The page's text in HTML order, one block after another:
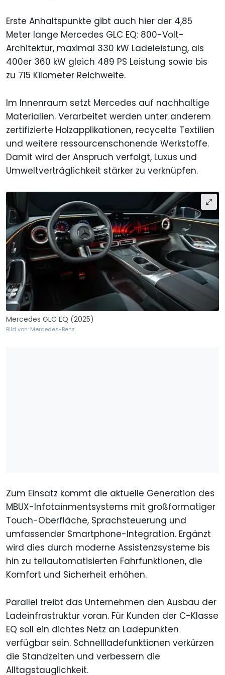
Erste Anhaltspunkte gibt auch hier der 4,85
Meter lange Mercedes GLC EQ: 800-Volt-
Architektur, maximal 330 kW Ladeleistung, als
400er 360 kW gleich 489 PS Leistung sowie bis
zu 715 Kilometer Reichweite.
Im Innenraum setzt Mercedes auf nachhaltige
Materialien. Verarbeitet werden unter anderem
zertifizierte Holzapplikationen, recycelte Textilien
und weitere ressourcenschonende Werkstoffe.
Damit wird der Anspruch verfolgt, Luxus und
Umweltverträglichkeit stärker zu verknüpfen.
Mercedes GLC EQ (2025)
Bild von: Mercedes-Benz
Zum Einsatz kommt die aktuelle Generation des
MBUX-Infotainmentsystems mit großformatiger
Touch-Oberfläche, Sprachsteuerung und
umfassender Smartphone-Integration. Ergänzt
wird dies durch moderne Assistenzsysteme bis
hin zu teilautomatisierten Fahrfunktionen, die
Komfort und Sicherheit erhöhen.
Parallel treibt das Unternehmen den Ausbau der
Ladeinfrastruktur voran. Für Kunden der C-Klasse
EQ soll ein dichtes Netz an Ladepunkten
verfügbar sein. Schnellladefunktionen verkürzen
die Standzeiten und verbessern die
Alltagstauglichkeit.